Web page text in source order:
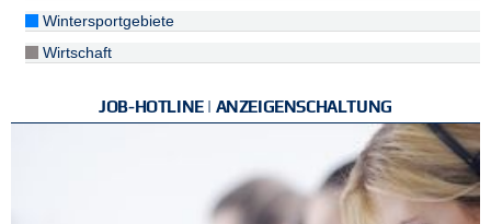
Wintersportgebiete
Wirtschaft
JOB-HOTLINE | ANZEIGENSCHALTUNG